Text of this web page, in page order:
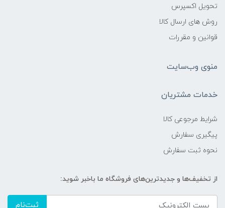
تحویل اکسپرس
روش های ارسال کالا
قوانین و مقررات
منوی وب‌سایت
خدمات مشتریان
شرایط مرجوعی کالا
پیگیری سفارش
نحوه ثبت سفارش
از تخفیف‌ها و جدیدترین‌های فروشگاه ما باخبر شوید:
ثبت‌نام